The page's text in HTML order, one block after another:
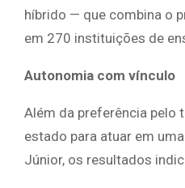
híbrido — que combina o
em 270 instituições de
Autonomia com vínculo
Além da preferência pelo
estado para atuar em
Júnior, os resultados